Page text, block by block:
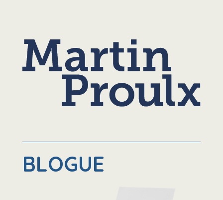
BLOGUE